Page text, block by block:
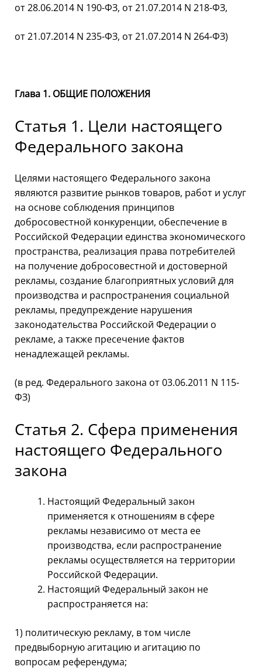
от 28.06.2014 N 190-ФЗ, от 21.07.2014 N 218-ФЗ,
от 21.07.2014 N 235-ФЗ, от 21.07.2014 N 264-ФЗ)
Глава 1. ОБЩИЕ ПОЛОЖЕНИЯ
Статья 1. Цели настоящего
Федерального закона
Целями настоящего Федерального закона
являются развитие рынков товаров, работ и услуг
на основе соблюдения принципов
добросовестной конкуренции, обеспечение в
Российской Федерации единства экономического
пространства, реализация права потребителей
на получение добросовестной и достоверной
рекламы, создание благоприятных условий для
производства и распространения социальной
рекламы, предупреждение нарушения
законодательства Российской Федерации о
рекламе, а также пресечение фактов
ненадлежащей рекламы.
(в ред. Федерального закона от 03.06.2011 N 115-
ФЗ)
Статья 2. Сфера применения
настоящего Федерального
закона
Настоящий Федеральный закон
применяется к отношениям в сфере
рекламы независимо от места ее
производства, если распространение
рекламы осуществляется на территории
Российской Федерации.
Настоящий Федеральный закон не
распространяется на:
1) политическую рекламу, в том числе
предвыборную агитацию и агитацию по
вопросам референдума;